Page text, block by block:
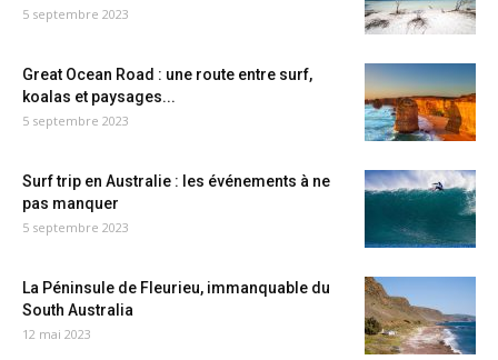
5 septembre 2023
Great Ocean Road : une route entre surf,
koalas et paysages...
5 septembre 2023
Surf trip en Australie : les événements à ne
pas manquer
5 septembre 2023
La Péninsule de Fleurieu, immanquable du
South Australia
12 mai 2023